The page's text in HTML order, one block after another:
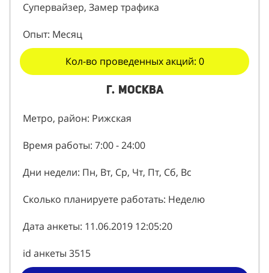
Супервайзер, Замер трафика
Опыт: Месяц
Кол-во проведенных акций: 0
г. Москва
Метро, район: Рижская
Время работы: 7:00 - 24:00
Дни недели: Пн, Вт, Ср, Чт, Пт, Сб, Вс
Сколько планируете работать: Неделю
Дата анкеты: 11.06.2019 12:05:20
id анкеты 3515